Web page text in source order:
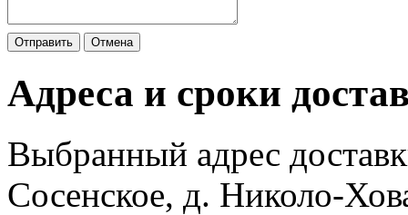
Отправить Отмена
Адреса и сроки
Выбранный адрес
Сосенское, д. Николо-